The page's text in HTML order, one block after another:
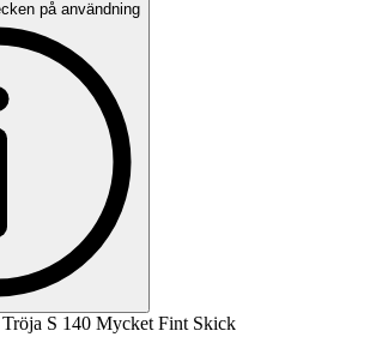
på användning
S 140 Mycket Fint Skick